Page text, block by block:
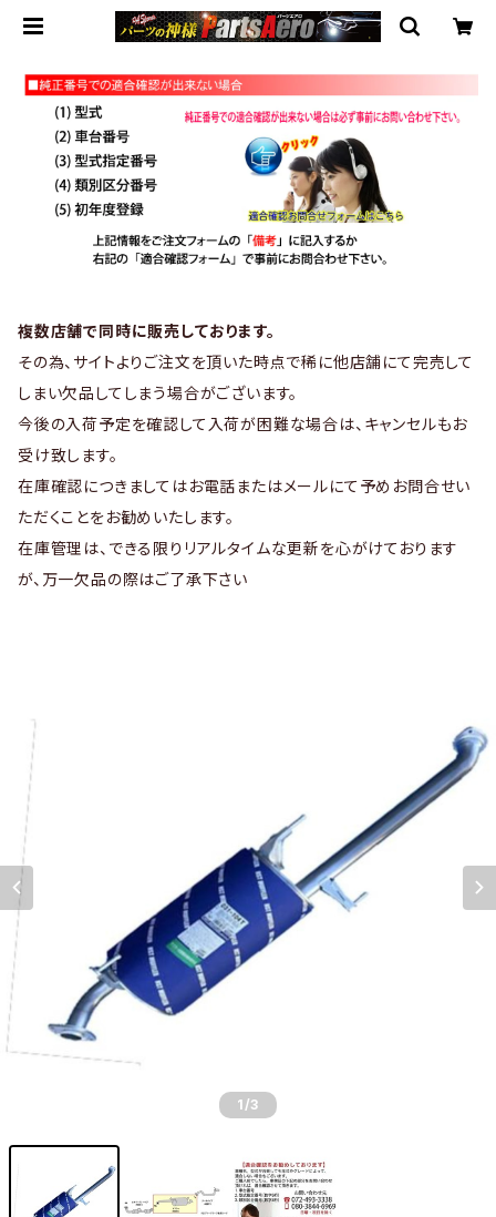
複数店舗で同時に販売しております。
その為、サイトよりご注文を頂いた時点で稀に他店舗にて完売して
しまい欠品してしまう場合がございます。
今後の入荷予定を確認して入荷が困難な場合は、キャンセルもお
受け致します。
在庫確認につきましてはお電話またはメールにて予めお問合せい
ただくことをお勧めいたします。
在庫管理は、できる限りリアルタイムな更新を心がけております
が、万一欠品の際はご了承下さい
1 /3